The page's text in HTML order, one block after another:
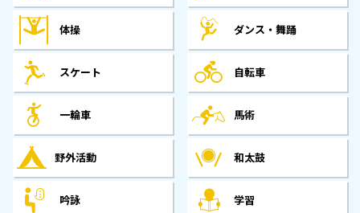
体操 ダンス・舞踊
スケート 自転車
一輪車 馬術
野外活動 和太鼓
吟詠 学習